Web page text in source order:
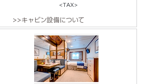
<TAX>
>>キャビン設備について